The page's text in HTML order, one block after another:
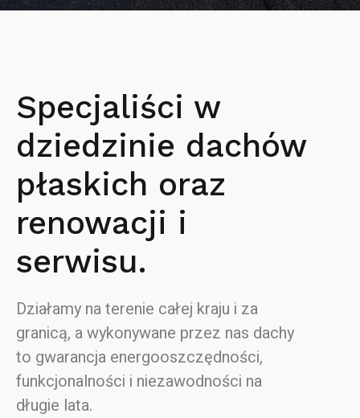
Specjaliści w
dziedzinie dachów
płaskich oraz
renowacji i
serwisu.
Działamy na terenie całej kraju i za
granicą, a wykonywane przez nas dachy
to gwarancja energooszczędności,
funkcjonalności i niezawodności na
długie lata.